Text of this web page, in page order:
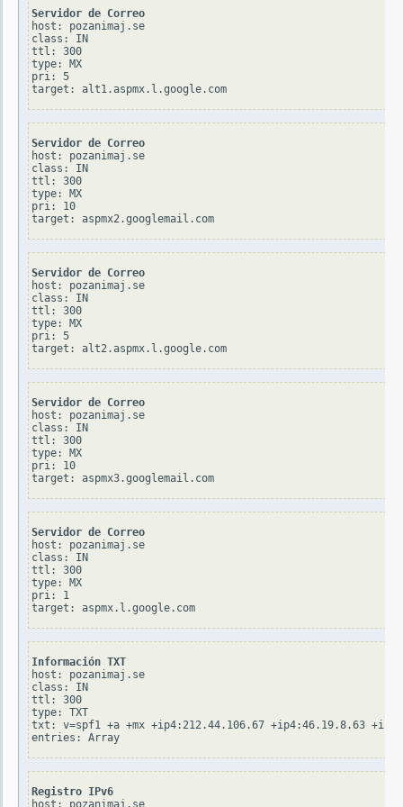
Servidor de Correo
host: pozanimaj.se
class: IN
ttl: 300
type: MX
pri: 5
Servidor de Correo
host: pozanimaj.se
class: IN
ttl: 300
type: MX
pri: 10
Servidor de Correo
host: pozanimaj.se
class: IN
ttl: 300
type: MX
pri: 5
Servidor de Correo
host: pozanimaj.se
class: IN
ttl: 300
type: MX
pri: 10
Servidor de Correo
host: pozanimaj.se
class: IN
ttl: 300
type: MX
pri: 1
Información TXT
host: pozanimaj.se
class: IN
ttl: 300
type: TXT
txt: v=spf1 +a +mx +ip4:212.44.106.67 +ip4:46.19.8.63
Registro IPv6